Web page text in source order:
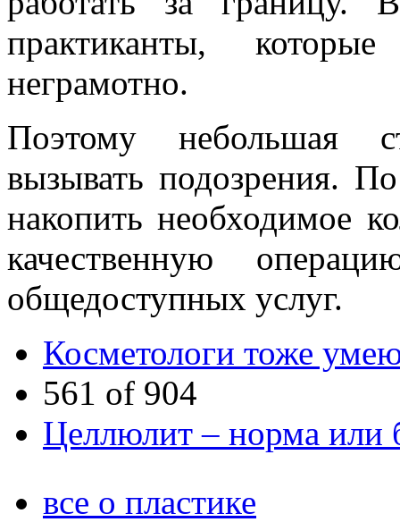
практиканты,
неграмотно.
Поэтому небольшая
вызывать подозрения.
накопить необходимое
качественную
общедоступных услуг.
Косметологи тоже
561 of 904
Целлюлит – норма или
все о пластике